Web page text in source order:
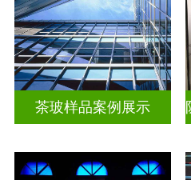
茶玻样品案例展示